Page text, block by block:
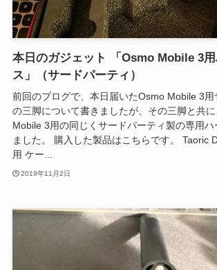
本日のガジェット 「Osmo Mobile 3
ス」（サードパーティ）
前回のブログで、本日届いたOsmo Mobile 3用
の三脚について書きましたが、その三脚と共
Mobile 3用の同じくサードパーティ製の専用ハ
ました。 購入した製品はこちらです。 Taoric
用 ケー...
2019年11月2日